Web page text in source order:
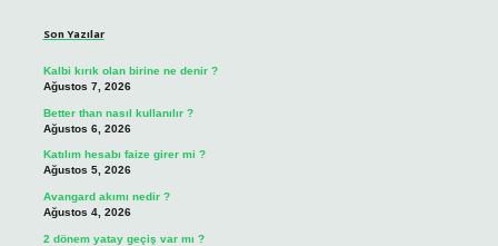
Son Yazılar
Kalbi kırık olan birine ne denir ?
Ağustos 7, 2026
Better than nasıl kullanılır ?
Ağustos 6, 2026
Katılım hesabı faize girer mi ?
Ağustos 5, 2026
Avangard akımı nedir ?
Ağustos 4, 2026
2 dönem yatay geçiş var mı ?